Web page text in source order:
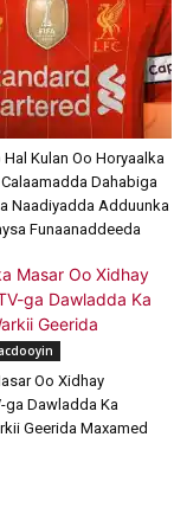
Kulan Oo Horyaalka
Dahabiga
Naadiyadda Adduunka
Funaanaddeeda
Oo Xidhay
ga Dawladda Ka
Geerida Maxamed